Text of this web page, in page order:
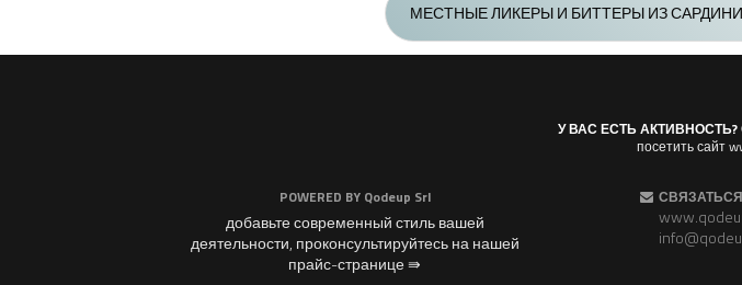
МЕСТНЫЕ ЛИКЕРЫ И БИТТЕРЫ ИЗ
У ВАС ЕСТЬ АКТИВНОСТЬ?
посетить сайт
POWERED BY Qodeup Srl
добавьте современный стиль вашей
деятельности, проконсультируйтесь на нашей
прайс-странице ⇛